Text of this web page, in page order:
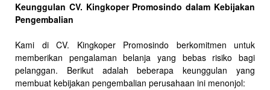
Keunggulan CV. Kingkoper Promosindo dalam Kebijakan
Pengembalian
Kami di CV. Kingkoper Promosindo berkomitmen untuk
memberikan pengalaman belanja yang bebas risiko bagi
pelanggan. Berikut adalah beberapa keunggulan yang
membuat kebijakan pengembalian perusahaan ini menonjol: